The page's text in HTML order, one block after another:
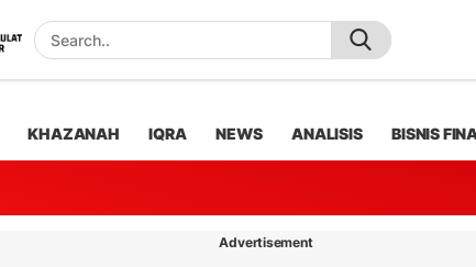
KHAZANAH IQRA NEWS ANALISIS BISNIS
Advertisement